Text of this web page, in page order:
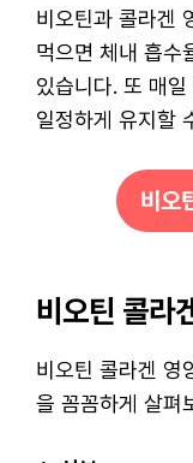
비오틴과 콜라겐
먹으면 체내 흡수
있습니다. 또 매
일정하게 유지할
비오
비오틴 콜라
비오틴 콜라겐 영
을 꼼꼼하게 살펴